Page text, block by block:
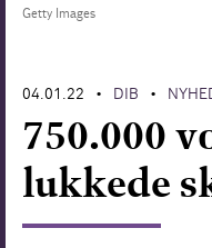
Getty Images
04.01.22 • DIB •
750.000
lukkede